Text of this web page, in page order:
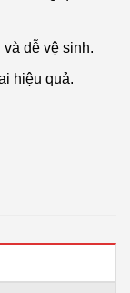
và dễ vệ sinh.
hiệu quả.